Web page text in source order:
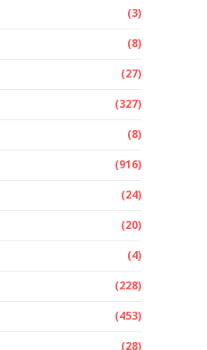
(3)
(8)
(27)
(327)
(8)
(916)
(24)
(20)
(4)
(228)
(453)
(28)